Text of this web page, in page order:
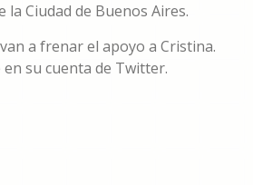
la Ciudad de Buenos Aires.
a frenar el apoyo a Cristina.
en su cuenta de Twitter.